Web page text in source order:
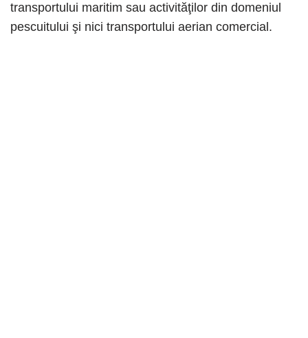
transportului maritim sau activităţilor din domeniul
pescuitului şi nici transportului aerian comercial.